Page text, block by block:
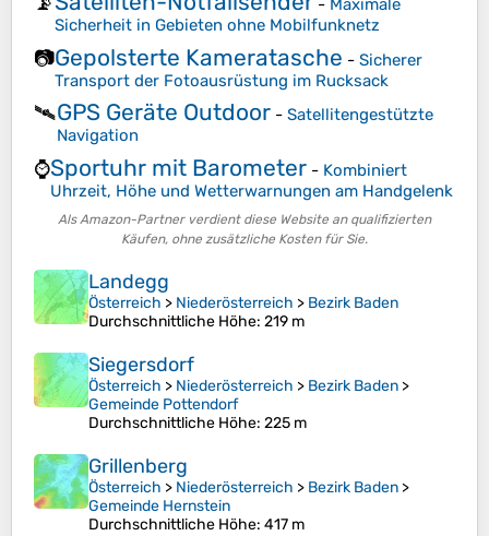
- Maximale
Sicherheit in Gebieten ohne Mobilfunknetz
📷Gepolsterte Kameratasche - Sicherer
Transport der Fotoausrüstung im Rucksack
🛰️GPS Geräte Outdoor - Satellitengestützte
Navigation
⌚Sportuhr mit Barometer - Kombiniert
Uhrzeit, Höhe und Wetterwarnungen am Handgelenk
Als Amazon-Partner verdient diese Website an qualifizierten
Käufen, ohne zusätzliche Kosten für Sie.
Landegg
Österreich > Niederösterreich > Bezirk Baden
Durchschnittliche Höhe: 219 m
Siegersdorf
Österreich > Niederösterreich > Bezirk Baden >
Gemeinde Pottendorf
Durchschnittliche Höhe: 225 m
Grillenberg
Österreich > Niederösterreich > Bezirk Baden >
Gemeinde Hernstein
Durchschnittliche Höhe: 417 m